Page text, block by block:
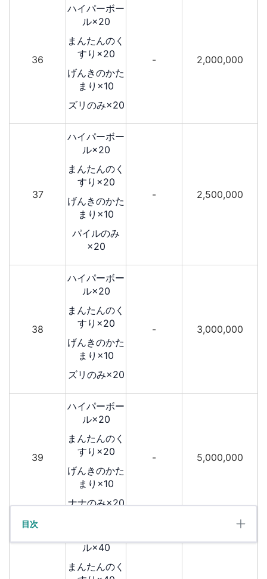
目次
36
ハイパーボー
ル×20
まんたんのく
すり×20
げんきのかた
まり×10
ズリのみ×20
- 2,000,000
37
ハイパーボー
ル×20
まんたんのく
すり×20
げんきのかた
まり×10
パイルのみ
×20
- 2,500,000
38
ハイパーボー
ル×20
まんたんのく
すり×20
げんきのかた
まり×10
ズリのみ×20
- 3,000,000
39
ハイパーボー
ル×20
まんたんのく
すり×20
げんきのかた
まり×10
ナナのみ×20
- 5,000,000
ル×40
まんたんのく